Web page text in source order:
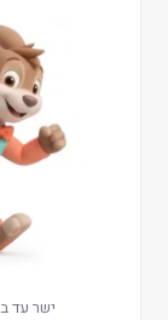
ישר עד בית